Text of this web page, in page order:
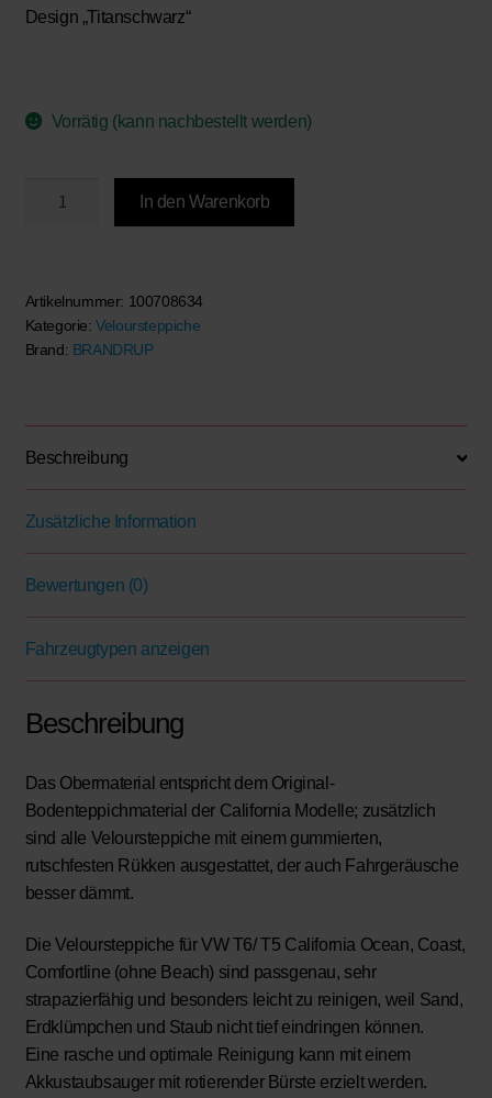
Design „Titanschwarz“
Vorrätig (kann nachbestellt werden)
3
Bodenschienen,
VW
Menge
In den Warenkorb
Artikelnummer: 100708634
Kategorie:Veloursteppiche
Brand: BRANDRUP
Beschreibung
Zusätzliche Information
Bewertungen (0)
Fahrzeugtypen anzeigen
Beschreibung
Das Obermaterial entspricht dem Original-
Bodenteppichmaterial der California Modelle; zusätzlich
sind alle Veloursteppiche mit einem gummierten,
rutschfesten Rükken ausgestattet, der auch Fahrgeräusche
besser dämmt.
Die Veloursteppiche für VW T6/ T5 California Ocean, Coast,
Comfortline (ohne Beach) sind passgenau, sehr
strapazierfähig und besonders leicht zu reinigen, weil Sand,
Erdklümpchen und Staub nicht tief eindringen können.
Eine rasche und optimale Reinigung kann mit einem
Akkustaubsauger mit rotierender Bürste erzielt werden.